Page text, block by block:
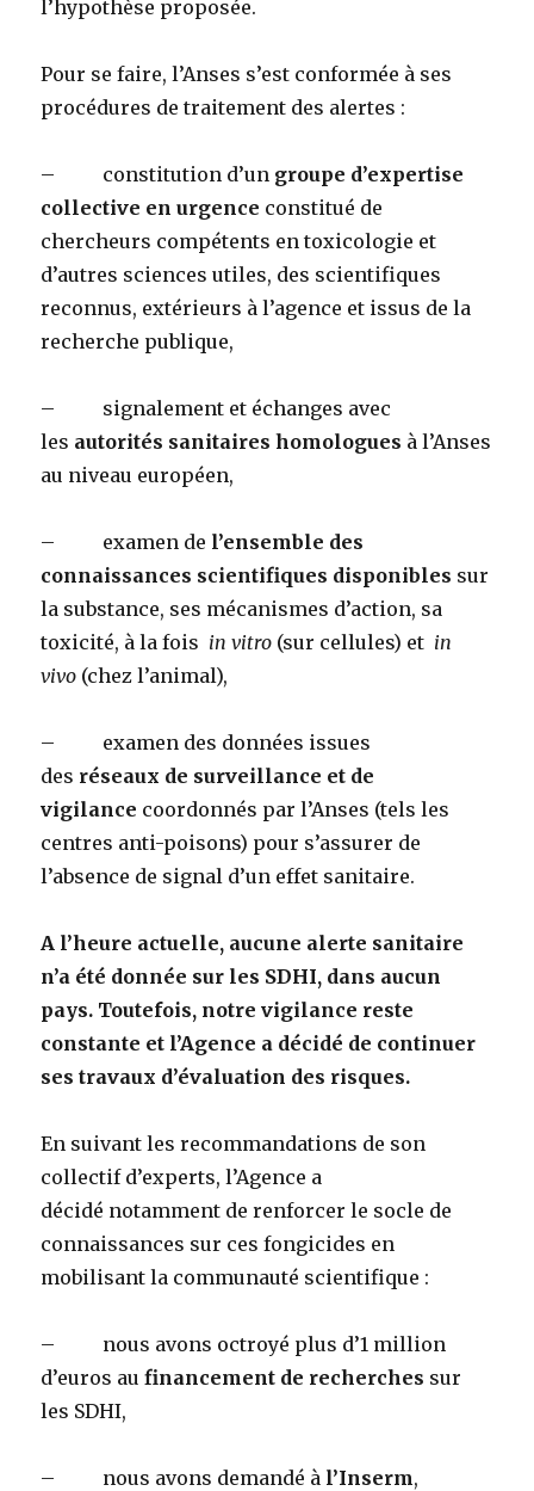
l’hypothèse proposée.
Pour se faire, l’Anses s’est conformée à ses
procédures de traitement des alertes :
– constitution d’un groupe d’expertise
collective en urgence constitué de
chercheurs compétents en toxicologie et
d’autres sciences utiles, des scientifiques
reconnus, extérieurs à l’agence et issus de la
recherche publique,
– signalement et échanges avec
les autorités sanitaires homologues à l’Anses
au niveau européen,
– examen de l’ensemble des
connaissances scientifiques disponibles sur
la substance, ses mécanismes d’action, sa
toxicité, à la fois in vitro (sur cellules) et in
vivo (chez l’animal),
– examen des données issues
des réseaux de surveillance et de
vigilance coordonnés par l’Anses (tels les
centres anti-poisons) pour s’assurer de
l’absence de signal d’un effet sanitaire.
A l’heure actuelle, aucune alerte sanitaire
n’a été donnée sur les SDHI, dans aucun
pays. Toutefois, notre vigilance reste
constante et l’Agence a décidé de continuer
ses travaux d’évaluation des risques.
En suivant les recommandations de son
collectif d’experts, l’Agence a
décidé notamment de renforcer le socle de
connaissances sur ces fongicides en
mobilisant la communauté scientifique :
– nous avons octroyé plus d’1 million
d’euros aufinancement de recherches sur
les SDHI,
– nous avons demandé à l’Inserm,